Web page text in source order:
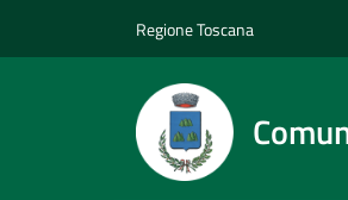
Regione Toscana